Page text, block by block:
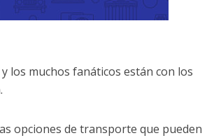
los muchos fanáticos están con los
opciones de transporte que pueden